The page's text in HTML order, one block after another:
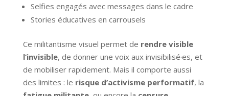
Selfies engagés avec messages dans le cadre
Stories éducatives en carrousels
Ce militantisme visuel permet de rendre visible
l’invisible, de donner une voix aux invisibilisé·es, et
de mobiliser rapidement. Mais il comporte aussi
des limites : le risque d’activisme performatif, la